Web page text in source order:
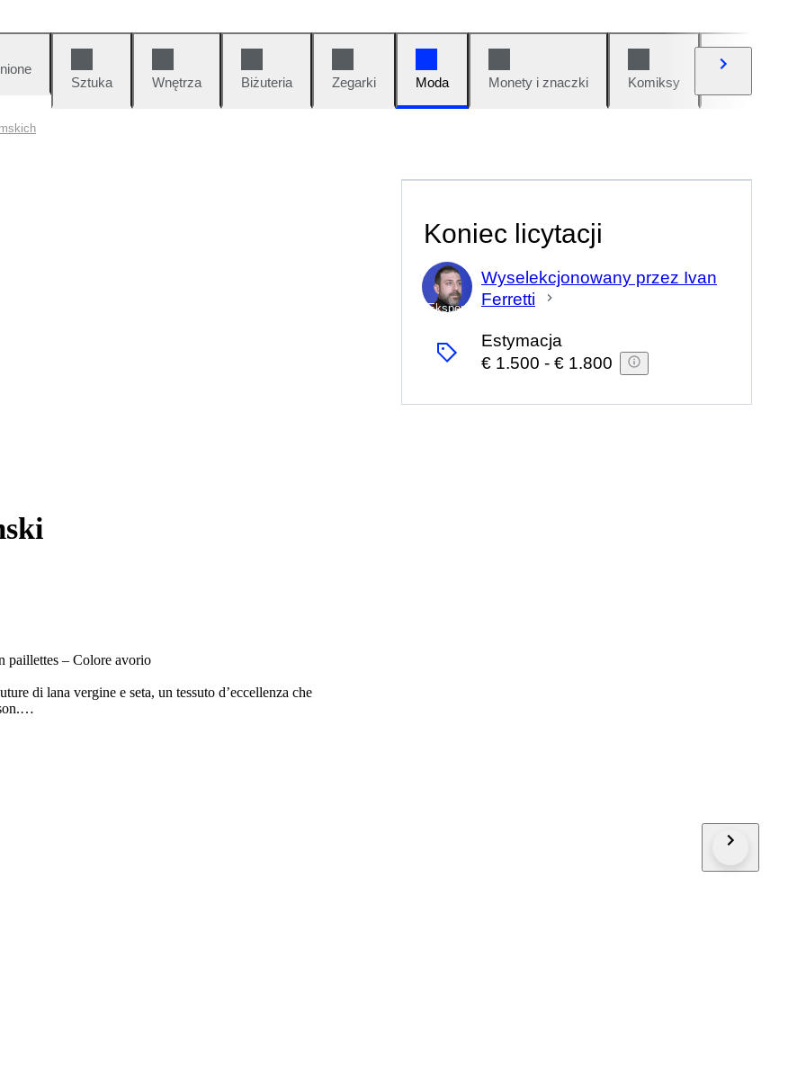
Sztuka
Wnętrza Biżuteria Zegarki Moda Monety i znaczki Komiksy
paillettes – Colore avorio
di lana vergine e seta, un tessuto d’eccellenza che
estremamente femminile, arricchita da un ricercato ricamo
si sviluppano sul corpetto, sulle maniche e sul retro.
completamente foderato, per un comfort e una struttura
Koniec licytacji
Ekspert
Wyselekcjonowany przez Ivan
Ferretti
Estymacja
€ 1.500 - € 1.800